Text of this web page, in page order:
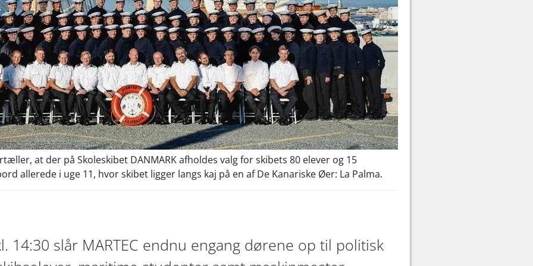
at der på Skoleskibet DANMARK afholdes valg for skibets 80 elever og 15
allerede i uge 11, hvor skibet ligger langs kaj på en af De Kanariske Øer: La Palma.
14:30 slår MARTEC endnu engang dørene op til politisk